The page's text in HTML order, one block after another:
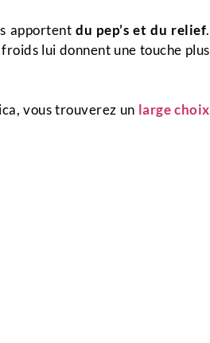
apportent du pep’s et du relief.
lui donnent une touche plus
vous trouverez un large choix